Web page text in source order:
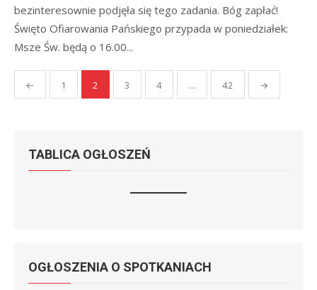
bezinteresownie podjęła się tego zadania. Bóg zapłać!
Święto Ofiarowania Pańskiego przypada w poniedziałek:
Msze Św. będą o 16.00...
Stronicowanie
wpisów
← 1 2 3 4 … 42 →
TABLICA OGŁOSZEŃ
OGŁOSZENIA O SPOTKANIACH